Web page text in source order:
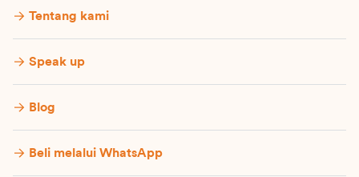
Tentang kami
Speak up
Blog
Beli melalui WhatsApp